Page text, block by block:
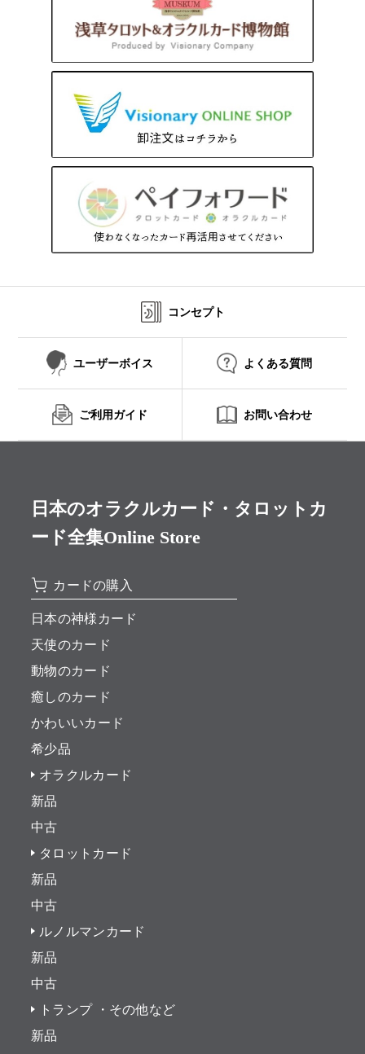
コンセプト
ユーザーボイス よくある質問
ご利用ガイド お問い合わせ
日本のオラクルカード・タロットカ
ード全集Online Store
カードの購入
日本の神様カード
天使のカード
動物のカード
癒しのカード
かわいいカード
希少品
オラクルカード
新品
中古
タロットカード
新品
中古
ルノルマンカード
新品
中古
トランプ ・その他など
新品